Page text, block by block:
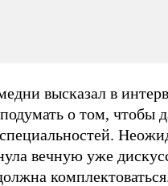
высказал в
о том, чтобы
вечную уже